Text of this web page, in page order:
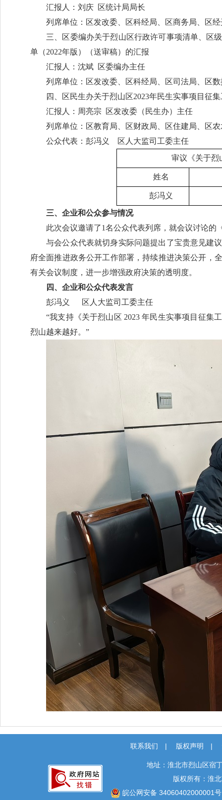
汇报人：刘庆 区统计局局长
列席单位：区发改委、区科经局、区商务局、区
三、区委编办关于烈山区行政许可事项清单、区
单（2022年版）（送审稿）的汇报
汇报人：沈斌 区委编办主任
列席单位：区发改委、区科经局、区司法局、区
四、区民生办关于烈山区2023年民生实事项目征
汇报人：周亮宗 区发改委（民生办）主任
列席单位：区教育局、区财政局、区住建局、区
公众代表：彭冯义 区人大监司工委主任
审议《关于烈
姓名
彭冯义
三、企业和公众参与情况
此次会议邀请了1名公众代表列席，就会议讨论的
与会公众代表就切身实际问题提出了宝贵意见建
府全面推进政务公开工作部署，持续推进决策公开，
有关会议制度，进一步增强政府决策的透明度。
四、企业和公众代表发言
彭冯义 区人大监司工委主任
“我支持《关于烈山区 2023 年民生实事项目征集
烈山越来越好。”
联系我们 | 版权声明 |
地址：淮北市烈山区宿
版权所有：淮
皖公网安备 34060402000001号